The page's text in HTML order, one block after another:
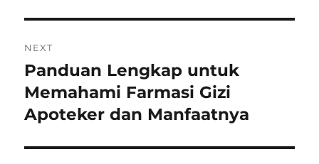
NEXT
Next
post:
Panduan Lengkap untuk
Memahami Farmasi Gizi
Apoteker dan Manfaatnya